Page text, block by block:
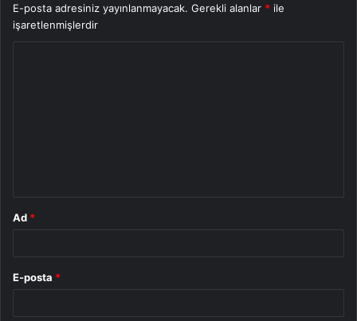
E-posta adresiniz yayınlanmayacak. Gerekli alanlar * ile
işaretlenmişlerdir
Ad *
E-posta *